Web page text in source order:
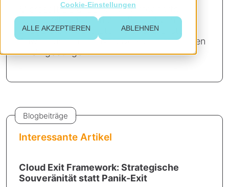
Cookie-Einstellungen
ALLE AKZEPTIEREN ABLEHNEN
Microsoft Defenderist eine integrierte
Sicherheitsplattform zum Schutz von
Endgeräten, Identitäten, Cloud-Diensten,
Anwendungen und Netzwerken in modernen
IT-Umgebungen.
Blogbeiträge
Interessante Artikel
Cloud Exit Framework: Strategische
Souveränität statt Panik-Exit